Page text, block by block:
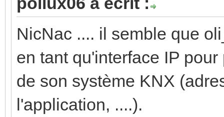
NicNac .... il semble que
en tant qu'interface IP
de son système KNX
l'application, ....).